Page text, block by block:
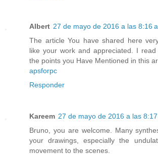
Albert 27 de mayo de 2016 a las 8:16
The article You have shared here
like your work and appreciated. I
the points you Have Mentioned in this
apsforpc
Responder
Kareem 27 de mayo de 2016 a las
Bruno, you are welcome. Many
your drawings, especially the
movement to the scenes.